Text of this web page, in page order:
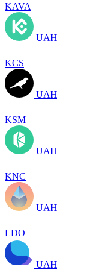
KAVA
UAH
KCS
UAH
KSM
UAH
KNC
UAH
LDO
UAH